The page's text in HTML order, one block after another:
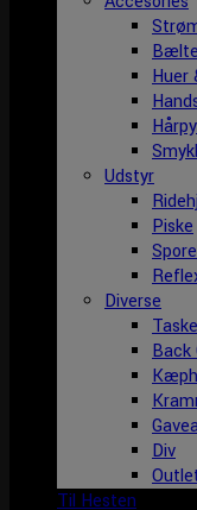
Huer
Udstyr
Piske
Diverse
Back
Div
Til Hesten